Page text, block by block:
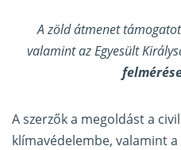
A zöld átmenet
valamint az Egyesült
A szerzők a megoldást a
klímavédelembe, valamint